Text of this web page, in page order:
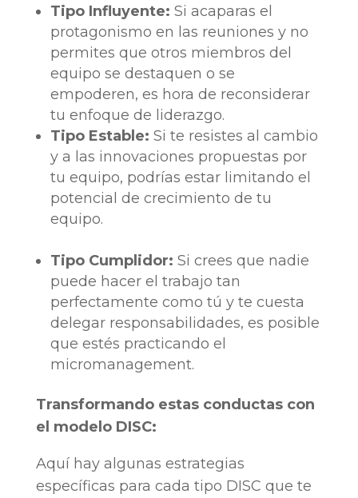
Tipo Influyente: Si acaparas el
protagonismo en las reuniones y no
permites que otros miembros del
equipo se destaquen o se
empoderen, es hora de reconsiderar
tu enfoque de liderazgo.
Tipo Estable: Si te resistes al cambio
y a las innovaciones propuestas por
tu equipo, podrías estar limitando el
potencial de crecimiento de tu
equipo.
Tipo Cumplidor: Si crees que nadie
puede hacer el trabajo tan
perfectamente como tú y te cuesta
delegar responsabilidades, es posible
que estés practicando el
micromanagement.
Transformando estas conductas con
el modelo DISC:
Aquí hay algunas estrategias
específicas para cada tipo DISC que te